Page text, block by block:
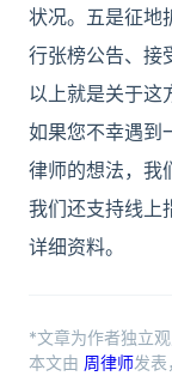
状况。五是征地
行张榜公告、接
以上就是关于这
如果您不幸遇到
律师的想法，我
我们还支持线上
详细资料。
*文章为作者独立
本文由 周律师发